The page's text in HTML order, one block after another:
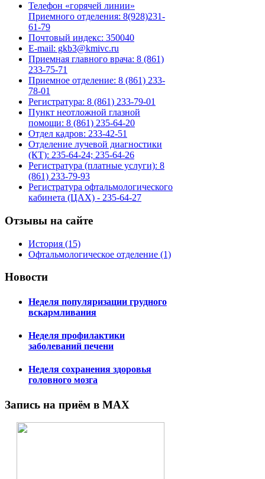
Телефон «горячей линии»
Приемного отделения: 8(928)231-
61-79
Почтовый индекс: 350040
E-mail: gkb3@kmivc.ru
Приемная главного врача: 8 (861)
233-75-71
Приемное отделение: 8 (861) 233-
78-01
Регистратура: 8 (861) 233-79-01
Пункт неотложной глазной
помощи: 8 (861) 235-64-20
Отдел кадров: 233-42-51
Отделение лучевой диагностики
(КТ): 235-64-24; 235-64-26
Регистратура (платные услуги): 8
(861) 233-79-93
Регистратура офтальмологического
кабинета (ЦАХ) - 235-64-27
Отзывы на сайте
История (15)
Офтальмологическое отделение (1)
Новости
Неделя популяризации грудного
вскармливания
Неделя профилактики
заболеваний печени
Неделя сохранения здоровья
головного мозга
Запись на приём в MAX